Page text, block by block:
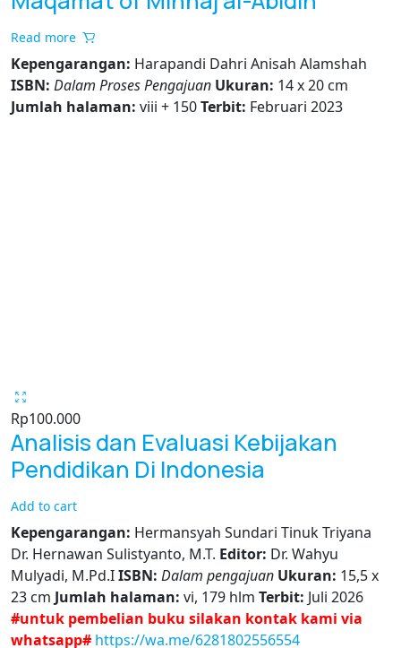
Read more
Kepengarangan: Harapandi Dahri Anisah Alamshah
ISBN: Dalam Proses Pengajuan Ukuran: 14 x 20 cm
Jumlah halaman: viii + 150Terbit: Februari 2023
Rp100.000
Analisis dan Evaluasi Kebijakan
Pendidikan Di Indonesia
Add to cart
Kepengarangan: Hermansyah Sundari Tinuk Triyana
Dr. Hernawan Sulistyanto, M.T. Editor: Dr. Wahyu
Mulyadi, M.Pd.IISBN: Dalam pengajuan Ukuran: 15,5 x
23 cm Jumlah halaman: vi, 179 hlm Terbit: Juli 2026
#untuk pembelian buku silakan kontak kami via
whatsapp# https://wa.me/6281802556554